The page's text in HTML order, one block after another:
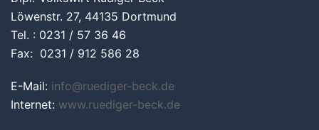
Löwenstr. 27, 44135 Dortmund
Tel. : 0231 / 57 36 46
Fax: 0231 / 912 586 28
E-Mail: info@ruediger-beck.de
Internet: www.ruediger-beck.de